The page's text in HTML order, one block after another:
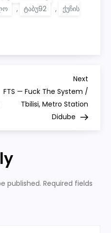
, ტაბუ92 ,
ქუჩის
Next
Post
Next
FTS — Fuck The System /
Tbilisi, Metro Station
Didube
published. Required fields